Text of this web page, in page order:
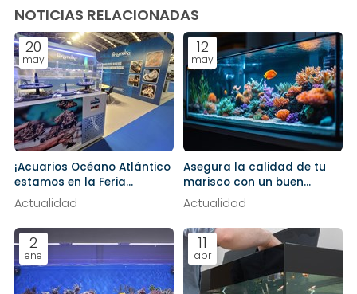
NOTICIAS RELACIONADAS
20
may
¡Acuarios Océano Atlántico
estamos en la Feria
Aquafuture!
Actualidad
12
may
Asegura la calidad de tu
marisco con un buen
mantenimiento del acuario
Actualidad
2
ene
11
abr